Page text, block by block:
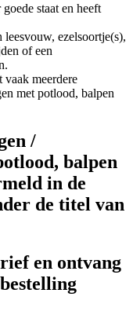
staat en heeft
leesvouw, ezelsoortje(s),
of een
vaak meerdere
met potlood, balpen
/
balpen
in de
de titel van
en ontvang